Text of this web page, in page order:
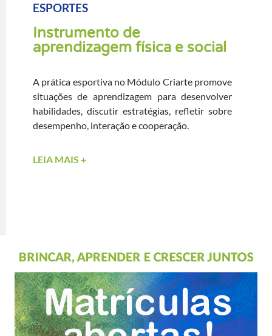
ESPORTES
Instrumento de
aprendizagem física e social
A prática esportiva no Módulo Criarte promove
situações de aprendizagem para desenvolver
habilidades, discutir estratégias, refletir sobre
desempenho, interação e cooperação.
LEIA MAIS +